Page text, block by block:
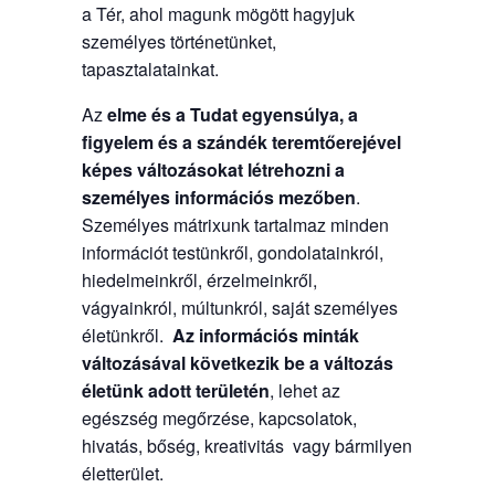
a Tér, ahol magunk mögött hagyjuk
személyes történetünket,
tapasztalatainkat.
Azelme és a Tudat egyensúlya, a
figyelem és a szándék teremtőerejével
képes változásokat létrehozni a
személyes információs mezőben.
Személyes mátrixunk tartalmaz minden
információt testünkről, gondolatainkról,
hiedelmeinkről, érzelmeinkről,
vágyainkról, múltunkról, saját személyes
életünkről. Az információs minták
változásával következik be a változás
életünk adott területén, lehet az
egészség megőrzése, kapcsolatok,
hivatás, bőség, kreativitás vagy bármilyen
életterület.